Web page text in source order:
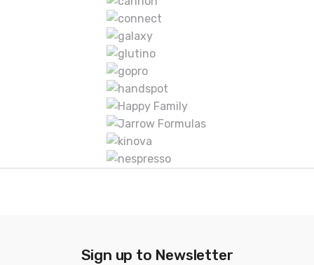
Sign up to Newsletter